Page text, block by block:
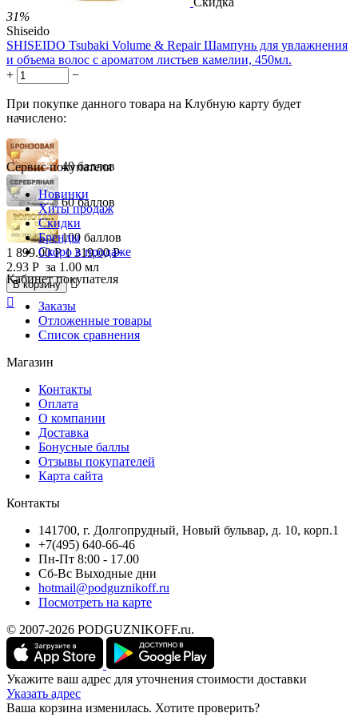
31%
Shiseido
SHISEIDO Tsubaki Volume & Repair Шампунь для увлажнения
и объема волос с ароматом листьев камелии, 450мл.
+
−
При покупке данного товара на Клубную карту будет
начислено:
40 баллов
60 баллов
100 баллов
1 899.00 Р 1 319.00 Р
2.93 Р за 1.00 мл
В корзину


Сервис покупателя
Новинки
Хиты продаж
Скидки
Бренды
Скоро в продаже
Кабинет покупателя
Заказы
Отложенные товары
Список сравнения
Магазин
Контакты
Оплата
О компании
Доставка
Бонусные баллы
Отзывы покупателей
Карта сайта
Контакты
141700, г. Долгопрудный, Новый бульвар, д. 10, корп.1
+7(495) 640-66-46
Пн-Пт 8:00 - 17.00
Сб-Вс Выходные дни
hotmail@podguznikoff.ru
Посмотреть на карте
© 2007-2026 PODGUZNIKOFF.ru.
Укажите ваш адрес для уточнения стоимости доставки
Указать адрес
Ваша корзина изменилась. Хотите проверить?